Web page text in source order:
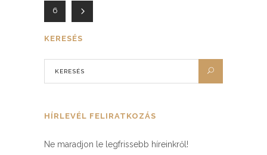
6
KERESÉS
HÍRLEVÉL FELIRATKOZÁS
Ne maradjon le legfrissebb híreinkről!